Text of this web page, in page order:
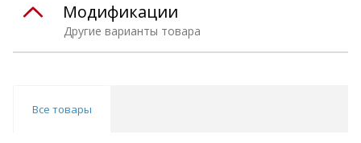
Другие варианты товара
Модификации
Все товары